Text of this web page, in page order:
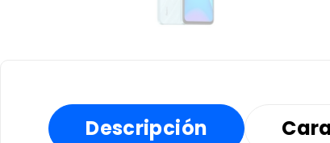
Descripción